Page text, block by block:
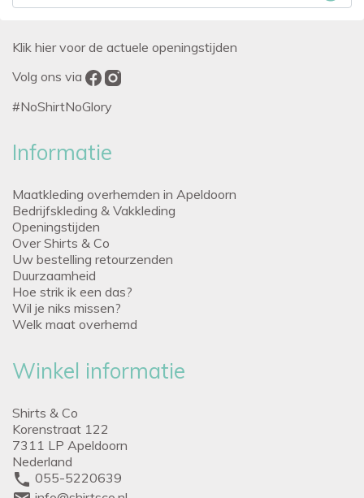
Klik hier voor de actuele openingstijden
Volg ons via
#NoShirtNoGlory
Informatie
Maatkleding overhemden in Apeldoorn
Bedrijfskleding & Vakkleding
Openingstijden
Over Shirts & Co
Uw bestelling retourzenden
Duurzaamheid
Hoe strik ik een das?
Wil je niks missen?
Welk maat overhemd
Winkel informatie
Shirts & Co
Korenstraat 122
7311 LP Apeldoorn
Nederland
phone 055-5220639